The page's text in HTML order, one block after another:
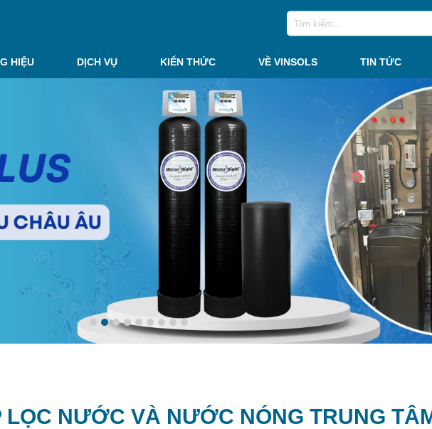
HIỆU DỊCH VỤ KIẾN THỨC VỀ VINSOLS TIN TỨC
NƯỚC VÀ NƯỚC NÓNG TRUNG TÂMN